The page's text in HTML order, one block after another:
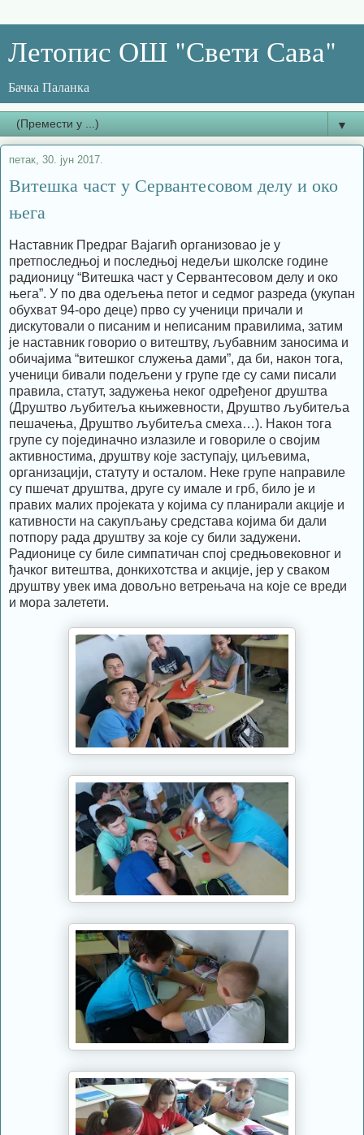
Летопис ОШ "Свети Сава"
Бачка Паланка
▼
петак, 30. јун 2017.
Витешка част у Сервантесовом делу и око
њега
Наставник Предраг Вајагић организовао је у
претпоследњој и последњој недељи школске године
радионицу “Витешка част у Сервантесовом делу и око
њега”. У по два одељења петог и седмог разреда (укупан
обухват 94-оро деце) прво су ученици причали и
дискутовали о писаним и неписаним правилима, затим
је наставник говорио о витештву, љубавним заносима и
обичајима “витешког служења дами”, да би, након тога,
ученици бивали подељени у групе где су сами писали
правила, статут, задужења неког одређеног друштва
(Друштво љубитеља књижевности, Друштво љубитеља
пешачења, Друштво љубитеља смеха…). Након тога
групе су појединачно излазиле и говориле о својим
активностима, друштву које заступају, циљевима,
организацији, статуту и осталом. Неке групе направиле
су пшечат друштва, друге су имале и грб, било је и
правих малих пројеката у којима су планирали акције и
кативности на сакупљању средстава којима би дали
потпору рада друштву за које су били задужени.
Радионице су биле симпатичан спој средњовековног и
ђачког витештва, донкихотства и акције, јер у сваком
друштву увек има довољно ветрењача на које се вреди
и мора залетети.